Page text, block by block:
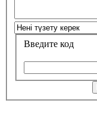
Введите код